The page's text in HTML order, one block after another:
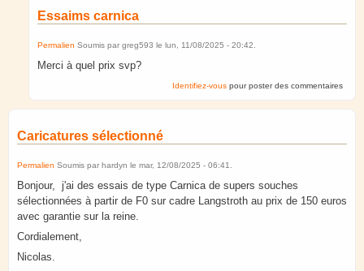
Essaims carnica
Permalien Soumis par greg593 le lun, 11/08/2025 - 20:42
Merci à quel prix svp?
Identifiez-vous pour poster des commentaires
Caricatures sélectionné
Permalien Soumis par hardyn le mar, 12/08/2025 - 06:41
Bonjour, j'ai des essais de type Carnica de supers souches
sélectionnées à partir de F0 sur cadre Langstroth au prix de 150 euros
avec garantie sur la reine.
Cordialement,
Nicolas.